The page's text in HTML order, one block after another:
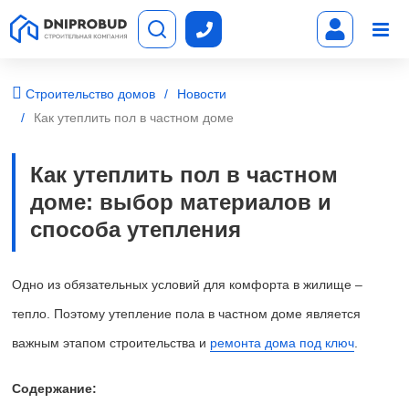
Строительство домов
Новости
Как утеплить пол в частном доме
Как утеплить пол в частном
доме: выбор материалов и
способа утепления
Одно из обязательных условий для комфорта в жилище –
тепло. Поэтому утепление пола в частном доме является
важным этапом строительства и ремонта дома под ключ
Содержание: